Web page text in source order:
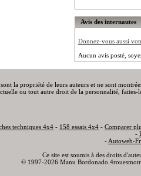
Avis des internautes
Donnez-vous aussi
Aucun avis posté,
sont la propriété de leurs auteurs et ne sont
ou tout autre droit de la personnalité,
techniques 4x4 - 158 essais 4x4 - Comparer
-
- Autoweb-
Ce site est soumis à des droits
© 1997-2026 Manu Bordonado